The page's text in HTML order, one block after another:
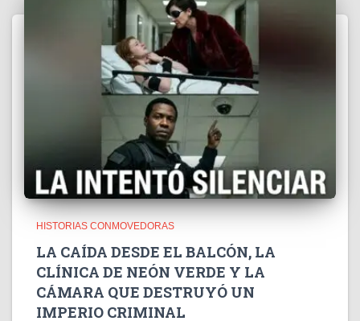
HISTORIAS CONMOVEDORAS
LA CAÍDA DESDE EL BALCÓN, LA
CLÍNICA DE NEÓN VERDE Y LA
CÁMARA QUE DESTRUYÓ UN
IMPERIO CRIMINAL